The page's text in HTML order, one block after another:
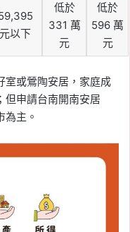
元以下
低於
331 萬
元
低於
596 萬
元
室或鶯陶安居，家庭成
但申請台南開南安居
主。